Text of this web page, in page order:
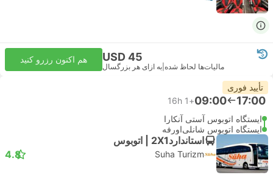
USD 45
مالیات‌ها لحاظ شده به ازای هر بزرگسال
هم اکنون رزرو کنید
تأیید فوری
17:00
09:00
+1
16h
ایستگاه اتوبوس آستی آنکارا
ایستگاه اتوبوس شانلی‌اورفه
استاندارد2X1 | اتوبوس
Suha Turizm
4.8